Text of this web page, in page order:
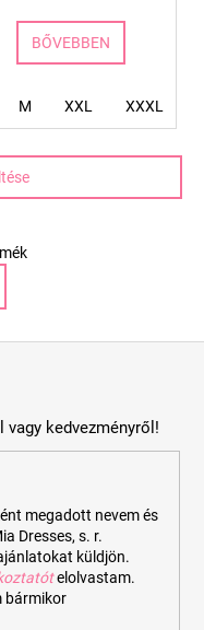
BŐVEBBEN
M XXL XXXL
kedvezményről!
megadott nevem és
Dresses, s. r.
küldjön.
elolvastam.
bármikor